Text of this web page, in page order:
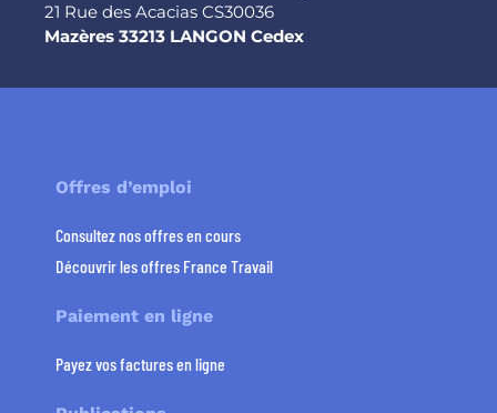
21 Rue des Acacias CS30036
Mazères 33213 LANGON Cedex
Offres d’emploi
Consultez nos offres en cours
Découvrir les offres France Travail
Paiement en ligne
Payez vos factures en ligne